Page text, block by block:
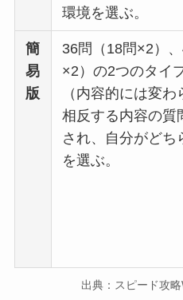
環境を選ぶ。
簡
易
版
36問（18問×2）
×2）の2つのタイ
（内容的には変わ
相反する内容の質
され、自分がどち
を選ぶ。
出典：スピード攻